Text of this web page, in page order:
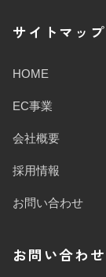
サイトマップ
HOME
EC事業
会社概要
採用情報
お問い合わせ
お問い合わせ